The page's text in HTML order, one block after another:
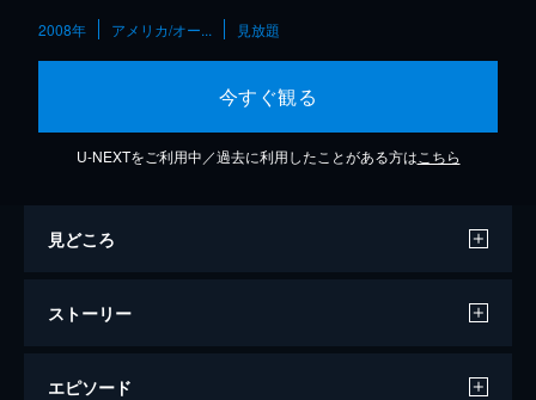
2008年 アメリカ/オー... 見放題
今すぐ観る
U-NEXTをご利用中／過去に利用したことがある方は こちら
見どころ
ストーリー
エピソード